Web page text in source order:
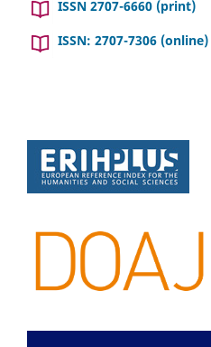
ISSN 2707-6660 (print)
ISSN: 2707-7306 (online)